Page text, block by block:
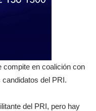
compite en coalición con
del PRI.
del PRI, pero hay